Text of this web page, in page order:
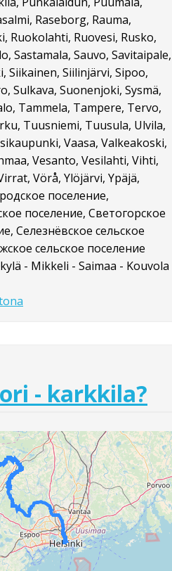
Raseborg, Rauma,
Ruokolahti, Ruovesi, Rusko,
Sastamala, Sauvo, Savitaipale,
Siikainen, Siilinjärvi, Sipoo,
Sulkava, Suonenjoki, Sysmä,
Tammela, Tampere, Tervo,
Tuusniemi, Tuusula, Ulvila,
Vaasa, Valkeakoski,
Vesanto, Vesilahti, Vihti,
Vörå, Ylöjärvi, Ypäjä,
поселение,
поселение, Светогорское
Селезнёвское сельское
сельское поселение
- Mikkeli - Saimaa - Kouvola
- karkkila?